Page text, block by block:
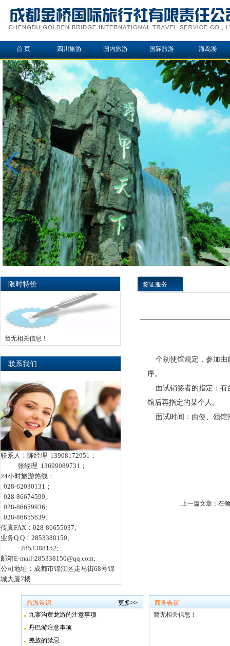
首 页 四川旅游 国内旅游 国际旅游 海岛游
限时特价
暂无相关信息！
联系我们
联系人：陈经理 13908172951；
张经理 13699089731；
24小时旅游热线：
028-62030131；
028-86674599;
028-86659936;
028-86655639;
传真FAX：028-86655037;
业务Q Q：2853388150;
2853388152;
邮箱E-mail:285338150@qq.com;
公司地址：成都市锦江区走马街68号锦
城大厦7楼
签证服务
个别使馆规定，参加
序。
面试销签者的指定：有
馆后再指定的某个人。
面试时间：由使、领馆
上一篇文章： 在
旅游常识
更多>>
九寨沟黄龙游的注意事项
丹巴游注意事项
羌族的禁忌
商务会议
暂无相关信息！